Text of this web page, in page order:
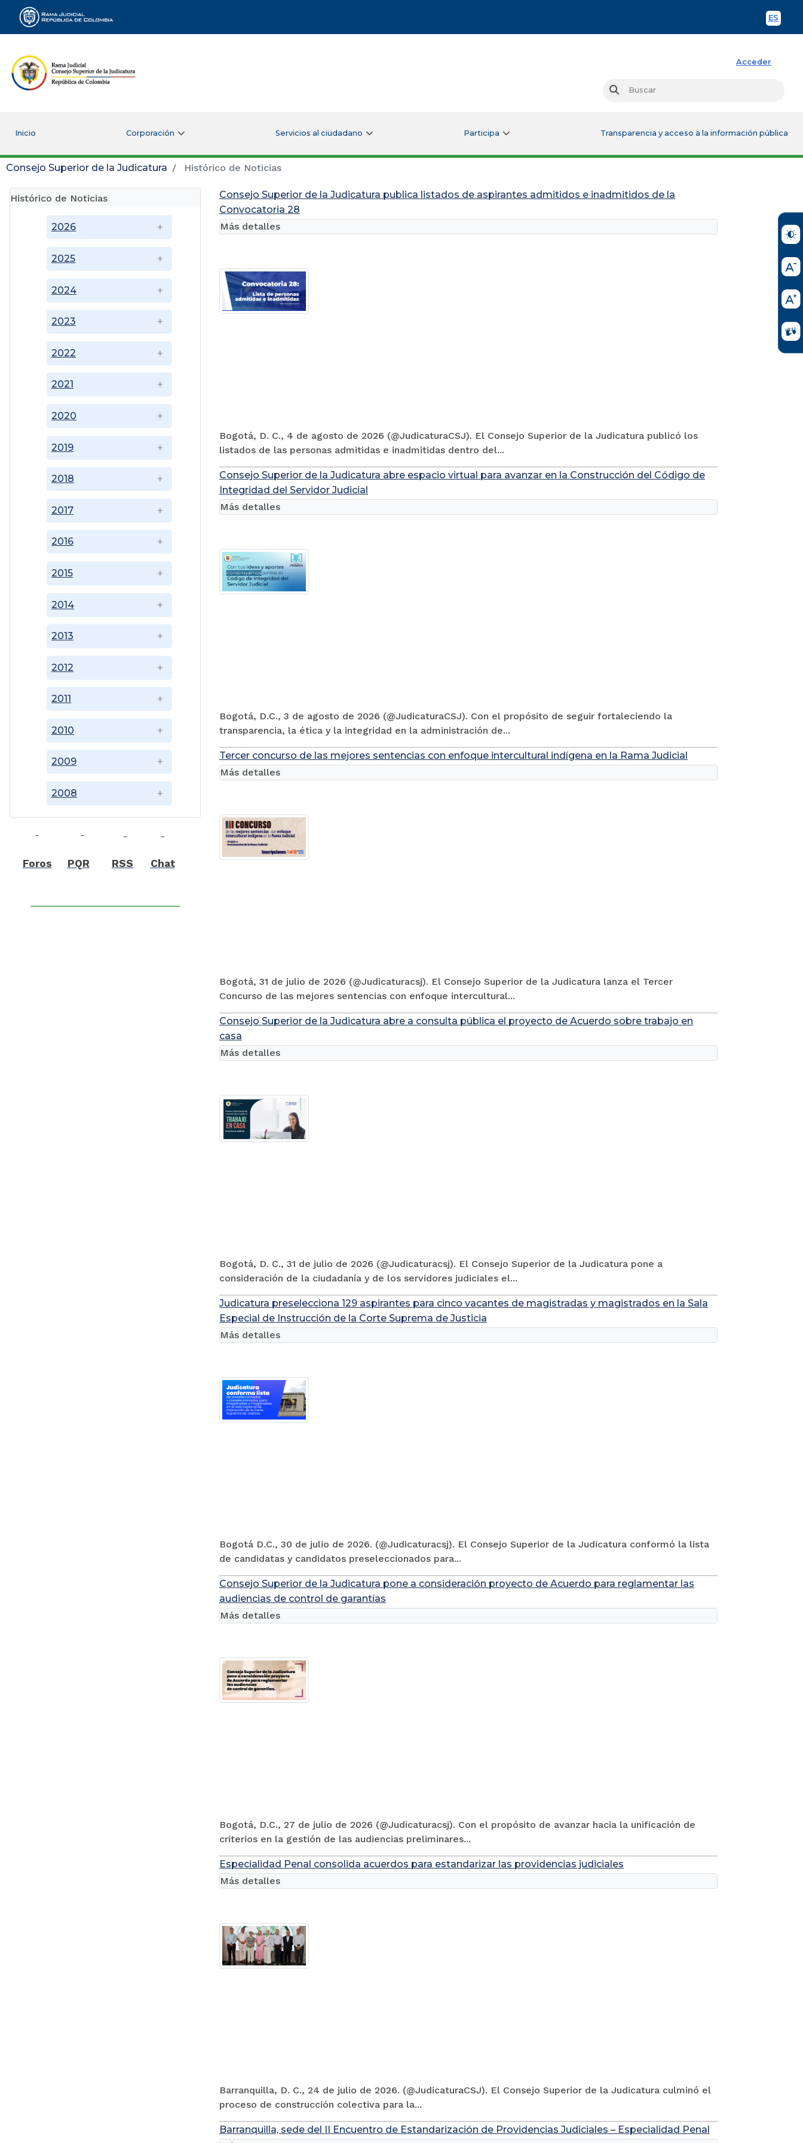
ES
Rama Judicial
Acceder
Buscar
Inicio Corporación Servicios al ciudadano Participa Transparencia y acceso a la información pública
Consejo Superior de la Judicatura Histórico de Noticias
Histórico de Noticias
2008
2009
2010
2011
2012
2013
2014
2015
2016
2017
2018
2019
2020
2021
2022
2023
2024
2025
2026
Foros PQR RSS Chat
Consejo Superior de la Judicatura publica listados de aspirantes admitidos e inadmitidos de la
Convocatoria 28
Bogotá, D. C., 4 de agosto de 2026 (@JudicaturaCSJ). El Consejo Superior de la Judicatura publicó los
listados de las personas admitidas e inadmitidas dentro del...
Más detalles
Consejo Superior de la Judicatura abre espacio virtual para avanzar en la Construcción del Código de
Integridad del Servidor Judicial
Bogotá, D.C., 3 de agosto de 2026 (@JudicaturaCSJ). Con el propósito de seguir fortaleciendo la
transparencia, la ética y la integridad en la administración de...
Más detalles
Tercer concurso de las mejores sentencias con enfoque intercultural indígena en la Rama Judicial
Bogotá, 31 de julio de 2026 (@Judicaturacsj). El Consejo Superior de la Judicatura lanza el Tercer
Concurso de las mejores sentencias con enfoque intercultural...
Más detalles
Consejo Superior de la Judicatura abre a consulta pública el proyecto de Acuerdo sobre trabajo en
casa
Bogotá, D. C., 31 de julio de 2026 (@Judicaturacsj). El Consejo Superior de la Judicatura pone a
consideración de la ciudadanía y de los servidores judiciales el...
Más detalles
Judicatura preselecciona 129 aspirantes para cinco vacantes de magistradas y magistrados en la Sala
Especial de Instrucción de la Corte Suprema de Justicia
Bogotá D.C., 30 de julio de 2026. (@Judicaturacsj). El Consejo Superior de la Judicatura conformó la lista
de candidatas y candidatos preseleccionados para...
Más detalles
Consejo Superior de la Judicatura pone a consideración proyecto de Acuerdo para reglamentar las
audiencias de control de garantías
Bogotá, D.C., 27 de julio de 2026 (@Judicaturacsj). Con el propósito de avanzar hacia la unificación de
criterios en la gestión de las audiencias preliminares...
Más detalles
Especialidad Penal consolida acuerdos para estandarizar las providencias judiciales
Barranquilla, D. C., 24 de julio de 2026. (@JudicaturaCSJ). El Consejo Superior de la Judicatura culminó el
proceso de construcción colectiva para la...
Más detalles
Barranquilla, sede del II Encuentro de Estandarización de Providencias Judiciales – Especialidad Penal